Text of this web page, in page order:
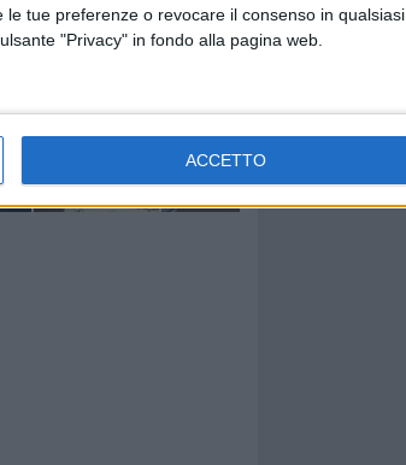
tue preferenze o revocare il consenso in qualsiasi
"Privacy" in fondo alla pagina web.
ACCETTO